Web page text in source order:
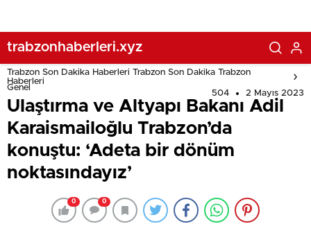
trabzonhaberleri.xyz
Trabzon Son Dakika Haberleri Trabzon Son Dakika Trabzon
Haberleri
Genel
504 2 Mayıs 2023
Ulaştırma ve Altyapı Bakanı Adil
Karaismailoğlu Trabzon’da
konuştu: ‘Adeta bir dönüm
noktasındayız’
0 0